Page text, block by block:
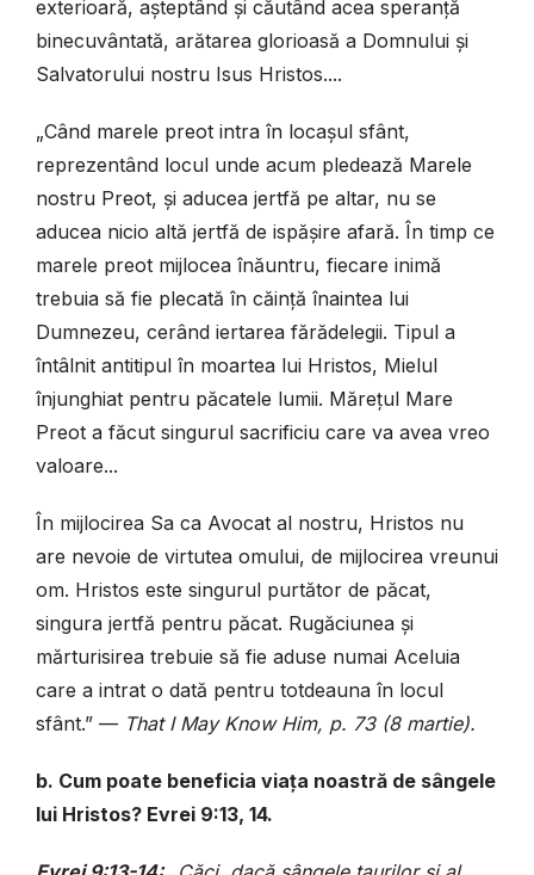
exterioară, așteptând și căutând acea speranță
binecuvântată, arătarea glorioasă a Domnului și
Salvatorului nostru Isus Hristos....
„Când marele preot intra în locașul sfânt,
reprezentând locul unde acum pledează Marele
nostru Preot, și aducea jertfă pe altar, nu se
aducea nicio altă jertfă de ispășire afară. În timp ce
marele preot mijlocea înăuntru, fiecare inimă
trebuia să fie plecată în căință înaintea lui
Dumnezeu, cerând iertarea fărădelegii. Tipul a
întâlnit antitipul în moartea lui Hristos, Mielul
înjunghiat pentru păcatele lumii. Mărețul Mare
Preot a făcut singurul sacrificiu care va avea vreo
valoare...
În mijlocirea Sa ca Avocat al nostru, Hristos nu
are nevoie de virtutea omului, de mijlocirea vreunui
om. Hristos este singurul purtător de păcat,
singura jertfă pentru păcat. Rugăciunea și
mărturisirea trebuie să fie aduse numai Aceluia
care a intrat o dată pentru totdeauna în locul
sfânt.” — That I May Know Him, p. 73 (8 martie).
b. Cum poate beneficia viața noastră de sângele
lui Hristos? Evrei 9:13, 14.